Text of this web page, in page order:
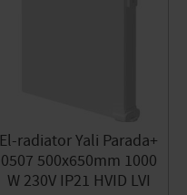
El-radiator Yali Parada+
0507 500x650mm 1000
W 230V IP21 HVID LVI